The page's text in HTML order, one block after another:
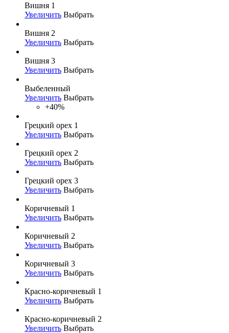
Вишня 1
Увеличить Выбрать
Вишня 2
Увеличить Выбрать
Вишня 3
Увеличить Выбрать
Выбеленный
Увеличить Выбрать
+40%
Грецкий орех 1
Увеличить Выбрать
Грецкий орех 2
Увеличить Выбрать
Грецкий орех 3
Увеличить Выбрать
Коричневый 1
Увеличить Выбрать
Коричневый 2
Увеличить Выбрать
Коричневый 3
Увеличить Выбрать
Красно-коричневый 1
Увеличить Выбрать
Красно-коричневый 2
Увеличить Выбрать